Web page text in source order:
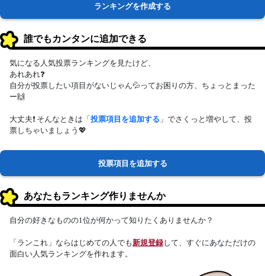
ランキングを作成する
誰でもカンタンに追加できる
気になる人気投票ランキングを見たけど、
あれあれ❓
自分が投票したい項目がないじゃん💦ってお困りの方、ちょっとまった
ー🙌
大丈夫❗ そんなときは「 投票項目を追加する 」でさくっと増やして、投
票しちゃいましょう💖
投票項目を追加する
あなたもランキング作りませんか
自分の好きなものの1位が何かって知りたくありませんか？
「ランこれ」ならはじめての人でも新規登録して、すぐにあなただけの
面白い人気ランキングを作れます。